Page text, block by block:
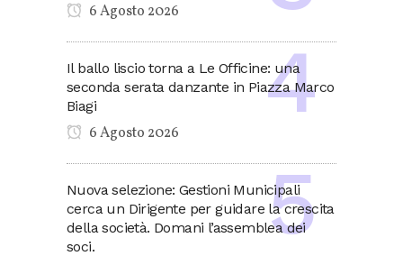
6 Agosto 2026
Il ballo liscio torna a Le Officine: una
seconda serata danzante in Piazza Marco
Biagi
6 Agosto 2026
Nuova selezione: Gestioni Municipali
cerca un Dirigente per guidare la crescita
della società. Domani l’assemblea dei
soci.